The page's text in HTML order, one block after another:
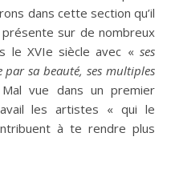
dans cette section qu’il
sur de nombreux
le XVIe siècle avec « ses
par sa beauté, ses multiples
vue dans un premier
les artistes « qui le
à te rendre plus